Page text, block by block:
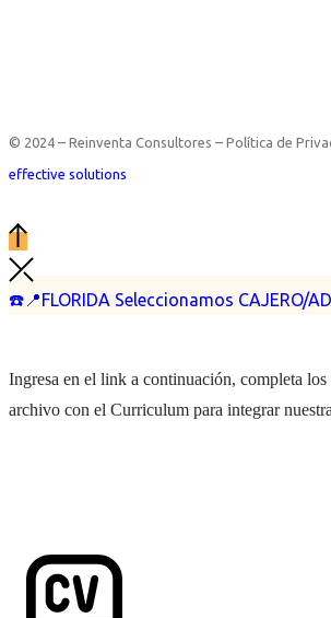
☎️📍FLORIDA Seleccionamos CAJERO/
© 2024 – Reinventa Consultores – Política de
effective solutions
Ingresa en el link a continuación, completa los
archivo con el Curriculum para integrar